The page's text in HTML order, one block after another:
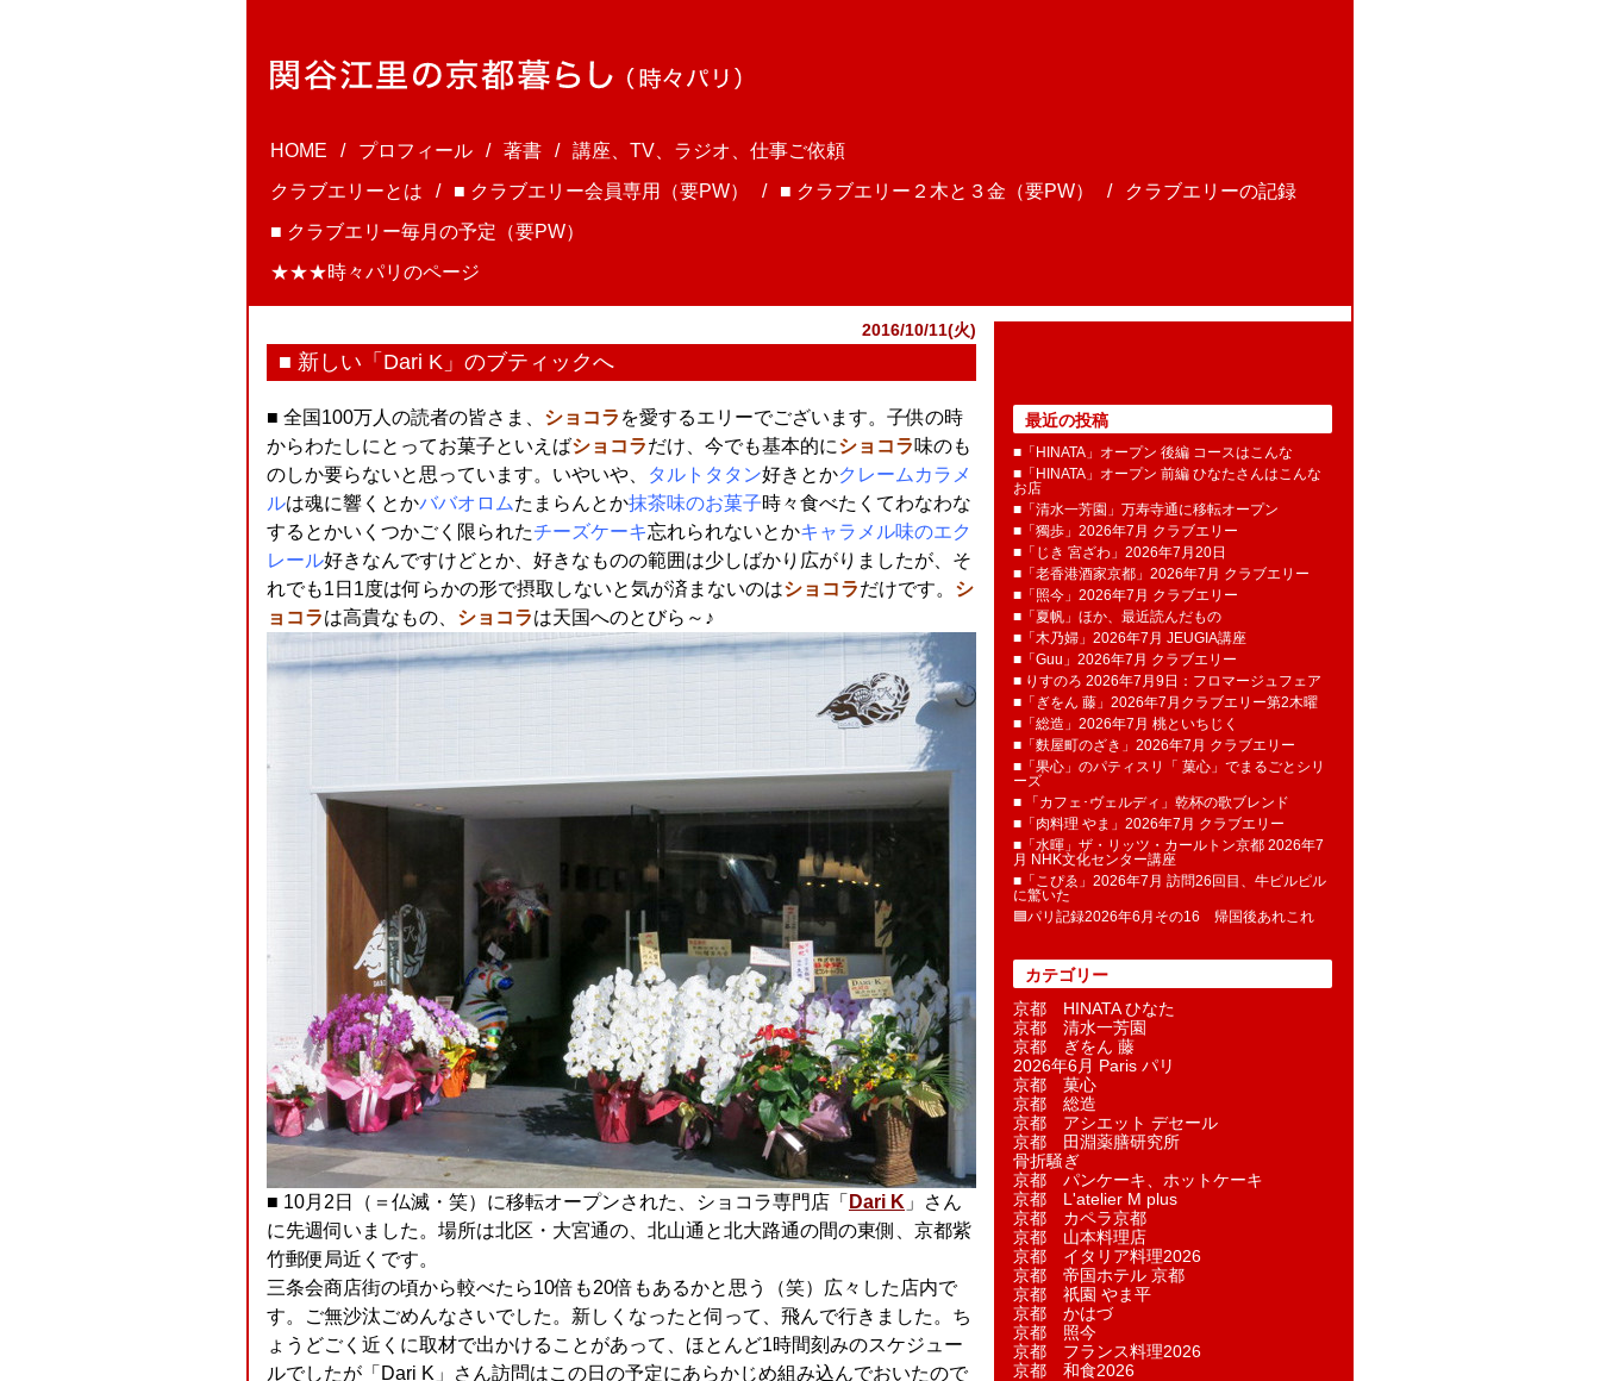
HOME プロフィール 著書
講座、TV、ラジオ、仕事ご依頼
クラブエリーとは
■ クラブエリー会員専用（要PW） ■ クラブエリー２木と３金（要PW）
クラブエリーの記録
■ クラブエリー毎月の予定（要PW）
★★★時々パリのページ
2016/10/11(火)
■ 新しい「Dari K」のブティックへ
■ 全国100万人の読者の皆さま、 ショコラ を愛するエリーでございます。子供の時
からわたしにとってお菓子といえばショコラだけ、今でも基本的にショコラ味のも
のしか要らないと思っています。いやいや、
タルトタタン好きとかクレームカラメ
ルは魂に響くとかババオロムたまらんとか抹茶味のお菓子時々食べたくてわなわな
するとかいくつかごく限られたチーズケーキ忘れられないとかキャラメル味のエク
レール好きなんですけどとか、好きなものの範囲は少しばかり広がりましたが、そ
れでも1日1度は何らかの形で摂取しないと気が済まないのはショコラだけです。 シ
ョコラは高貴なもの、 ショコラは天国へのとびら～♪
■ 10月2日（＝仏滅・笑）に移転オープンされた、ショコラ専門店「 Dari K 」さん
に先週伺いました。場所は北区・大宮通の、北山通と北大路通の間の東側、京都紫
竹郵便局近くです。
三条会商店街の頃から較べたら10倍も20倍もあるかと思う（笑）広々した店内で
す。ご無沙汰ごめんなさいでした。新しくなったと伺って、飛んで行きました。ち
ょうどごく近くに取材で出かけることがあって、ほとんど1時間刻みのスケジュー
ルでしたが「Dari K」さん訪問はこの日の予定にあらかじめ組み込んでおいたので
最近の投稿
■「HINATA」オープン 後編 コースはこんな
■「HINATA」オープン 前編 ひなたさんはこんな
お店
■「清水一芳園」万寿寺通に移転オープン
■「獨歩」2026年7月 クラブエリー
■「じき 宮ざわ」2026年7月20日
■「老香港酒家京都」2026年7月 クラブエリー
■「照今」2026年7月 クラブエリー
■「夏帆」ほか、最近読んだもの
■「木乃婦」2026年7月 JEUGIA講座
■「Guu」2026年7月 クラブエリー
■ りすのろ 2026年7月9日：フロマージュフェア
■「ぎをん 藤」2026年7月クラブエリー第2木曜
■「総造」2026年7月 桃といちじく
■「麩屋町のざき」2026年7月 クラブエリー
■「果心」のパティスリ「 菓​心」でまるごとシリ
ーズ
■ 「カフェ･ヴェルディ」乾杯の歌ブレンド
■「肉料理 やま」2026年7月 クラブエリー
■「水暉」ザ・リッツ・カールトン京都 2026年7
月 NHK文化センター講座
■「こぴゑ」2026年7月 訪問26回目、牛ピルピル
に驚いた
🟦パリ記録2026年6月その16 帰国後あれこれ
カテゴリー
京都 HINATA ひなた
京都 清水一芳園
京都 ぎをん 藤
2026年6月 Paris パリ
京都 菓​心
京都 総造
京都 アシエット デセール
京都 田淵薬膳研究所
骨折騒ぎ
京都 パンケーキ、ホットケーキ
京都 L'atelier M plus
京都 カペラ京都
京都 山本料理店
京都 イタリア料理2026
京都 帝国ホテル 京都
京都 祇園 やま平
京都 かはづ
京都 照今
京都 フランス料理2026
京都 和食2026